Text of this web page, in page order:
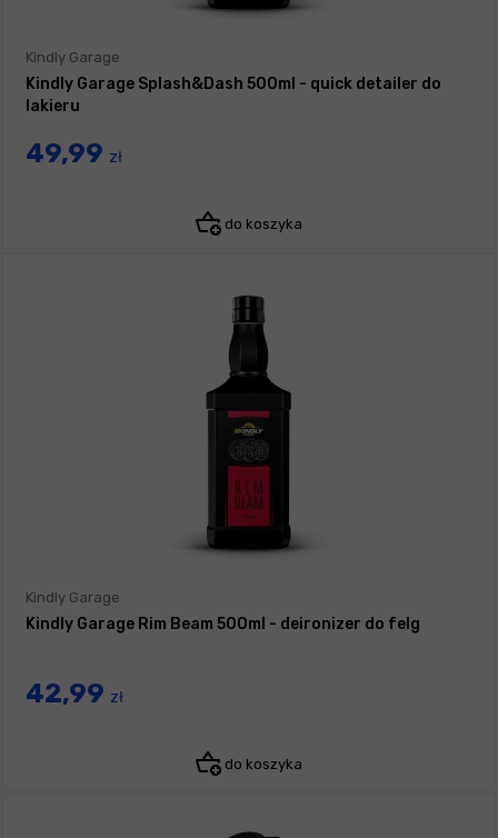
Kindly Garage
Kindly Garage Splash&Dash 500ml - quick detailer do
lakieru
49,99 zł
do koszyka
Kindly Garage
Kindly Garage Rim Beam 500ml - deironizer do felg
42,99 zł
do koszyka